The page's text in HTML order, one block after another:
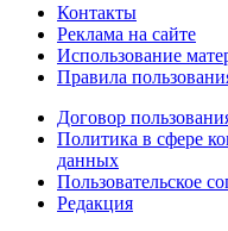
Контакты
Реклама на сайте
Использование
Правила
Договор
Политика в сфере
данных
Пользовательское
Редакция